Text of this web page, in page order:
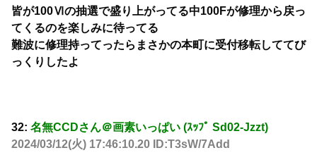
皆が100Ⅵの抽選で盛り上がってる中100Fが修理から戻っ
てくるのを楽しみに待ってる
難波に修理持ってったらまさかの本町に受付移転しててび
っくりしたよ
32: 名無CCDさん＠画素いっぱい (ｽｯﾌﾟ Sd02-Jzzt)
2024/03/12(火) 17:46:10.20 ID:T3sW/7Add